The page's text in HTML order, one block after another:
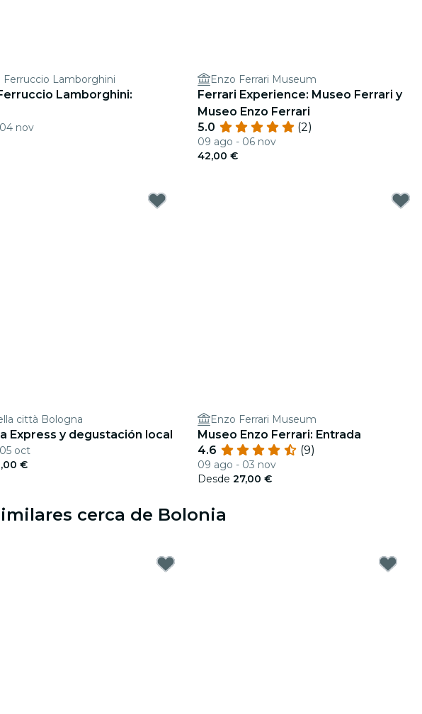
Ferruccio Lamborghini
Lamborghini:
nov
Enzo Ferrari Museum
Ferrari Experience: Museo Ferrari y
Museo Enzo Ferrari
5.0
(2)
09 ago - 06 nov
42,00 €
città Bologna
Express y degustación local
oct
€
Enzo Ferrari Museum
Museo Enzo Ferrari: Entrada
4.6
(9)
09 ago - 03 nov
Desde 27,00 €
cerca de Bolonia